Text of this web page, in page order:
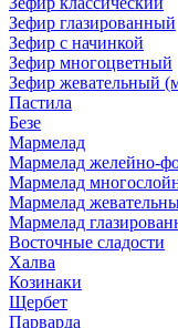
Зефир глазированный
Зефир с начинкой
Зефир многоцветный
Зефир жевательный
Пастила
Безе
Мармелад
Мармелад желейно-
Мармелад
Мармелад
Мармелад
Восточные сладости
Халва
Козинаки
Щербет
Парварда